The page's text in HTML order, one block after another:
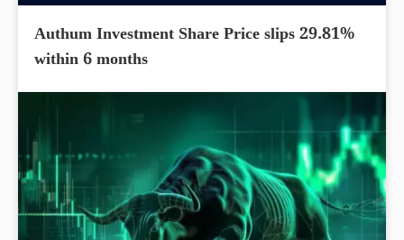
Authum Investment Share Price slips 29.81%
within 6 months